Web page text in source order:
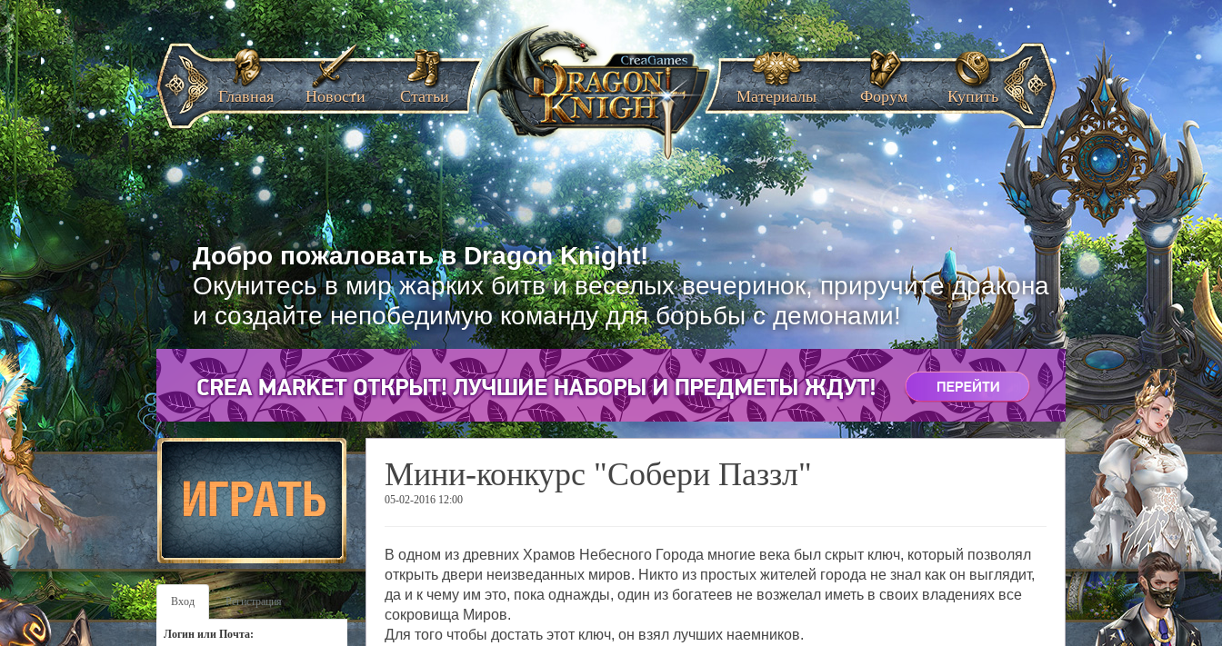
Добро пожаловать в Dragon Knight!
Окунитесь в мир жарких битв и веселых вечеринок, приручите дракона
и создайте непобедимую команду для борьбы с демонами!
Главная Новости Статьи Материалы Форум Купить
Вход Регистрация
Логин или Почта:
Мини-конкурс "Собери Паззл"
05-02-2016 12:00
В одном из древних Храмов Небесного Города многие века был скрыт ключ, который позволял
открыть двери неизведанных миров. Никто из простых жителей города не знал как он выглядит,
да и к чему им это, пока однажды, один из богатеев не возжелал иметь в своих владениях все
сокровища Миров.
Для того чтобы достать этот ключ, он взял лучших наемников.